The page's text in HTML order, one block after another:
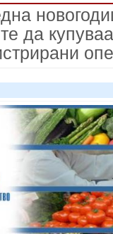
да